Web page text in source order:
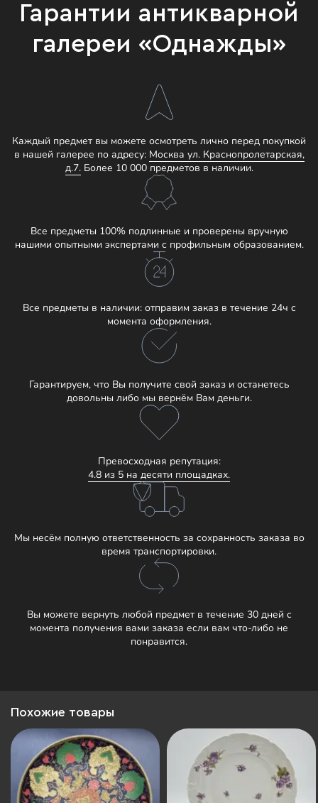
Гарантии антикварной
галереи «Однажды»
Каждый предмет вы можете осмотреть лично перед покупкой
в нашей галерее по адресу: Москва ул. Краснопролетарская,
д.7.Более 10 000 предметов в наличии.
Все предметы 100% подлинные и проверены вручную
нашими опытными экспертами с профильным образованием.
Все предметы в наличии: отправим заказ в течение 24ч с
момента оформления.
Гарантируем, что Вы получите свой заказ и останетесь
довольны либо мы вернём Вам деньги.
Превосходная репутация:
4.8 из 5 на десяти площадках.
Мы несём полную ответственность за сохранность заказа во
время транспортировки.
Вы можете вернуть любой предмет в течение 30 дней с
момента получения вами заказа если вам что-либо не
понравится.
Похожие товары